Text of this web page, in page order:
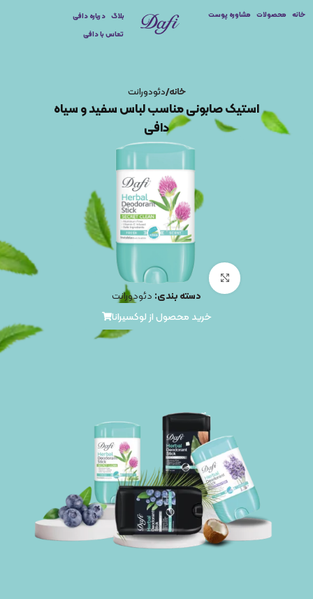
خانه محصولات مشاوره پوست بلاگ درباره دافی
تماس با دافی
خانه دئودورانت
استیک صابونی مناسب لباس سفید و سیاه
دافی
برای بزرگنمایی کلیک کنید
دسته بندی: دئودورانت
خرید محصول از لوکسیرانا